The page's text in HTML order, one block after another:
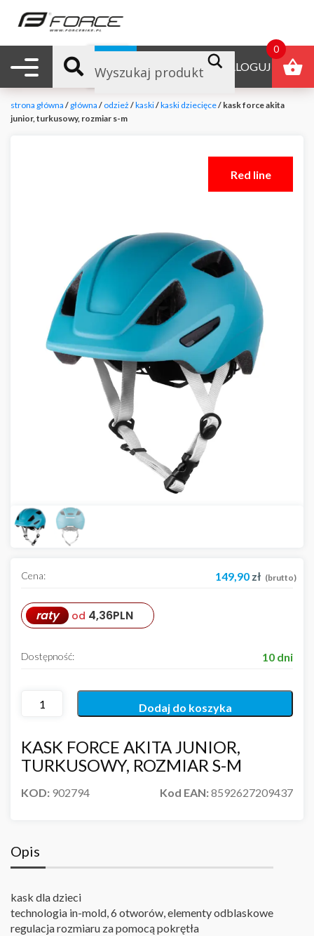
Nawigacja mobilna ZALOGUJ
B2B
strona główna / główna / odzież /kaski/kaski dziecięce/ kask force akita
junior, turkusowy, rozmiar s-m
Red line
KASK FORCE AKITA JUNIOR,
TURKUSOWY, ROZMIAR S-M
KOD: 902794 Kod EAN:8592627209437
Cena: 149,90 zł (brutto)
raty od 4,36PLN
Dostępność: 10 dni
Dodaj do koszyka
Opis
kask dla dzieci
technologia in-mold, 6 otworów, elementy odblaskowe
regulacja rozmiaru za pomocą pokrętła
0